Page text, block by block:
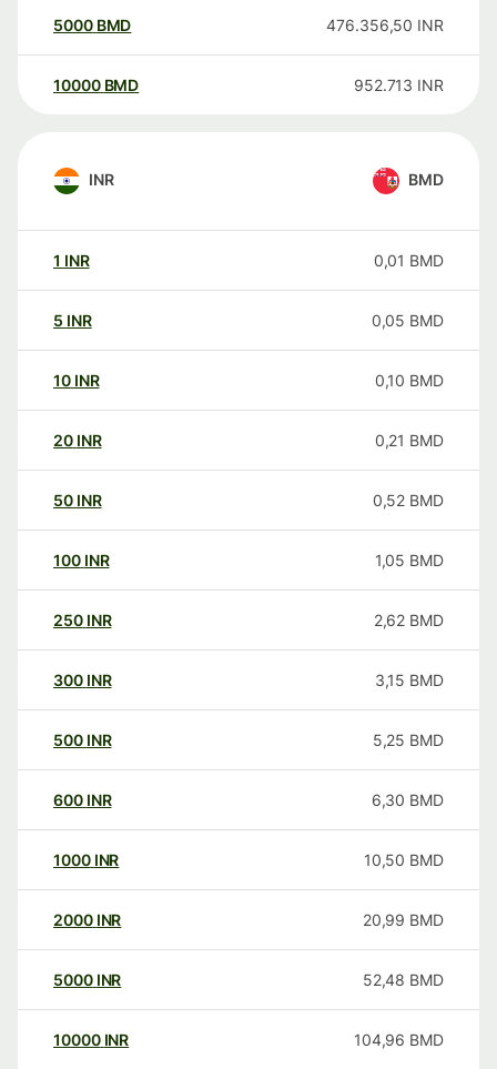
5000 BMD 476.356,50 INR
10000 BMD 952.713 INR
INR BMD
1 INR 0,01 BMD
5 INR 0,05 BMD
10 INR 0,10 BMD
20 INR 0,21 BMD
50 INR 0,52 BMD
100 INR 1,05 BMD
250 INR 2,62 BMD
300 INR 3,15 BMD
500 INR 5,25 BMD
600 INR 6,30 BMD
1000 INR 10,50 BMD
2000 INR 20,99 BMD
5000 INR 52,48 BMD
10000 INR 104,96 BMD